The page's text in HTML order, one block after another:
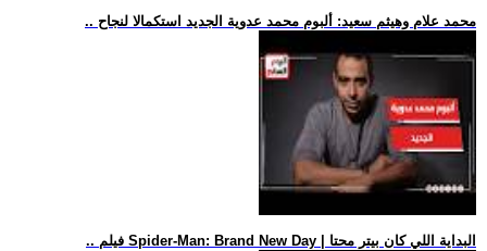
.. محمد علام وهيثم سعيد: ألبوم محمد عدوية الجديد استكمالا لنجاح
.. فيلم Spider-Man: Brand New Day | البداية اللي كان بيتر محتا